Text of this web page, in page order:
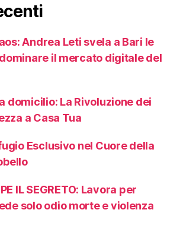
Andrea Leti svela a Bari le
il mercato digitale del
domicilio: La Rivoluzione dei
a Casa Tua
Esclusivo nel Cuore della
IL SEGRETO: Lavora per
solo odio morte e violenza